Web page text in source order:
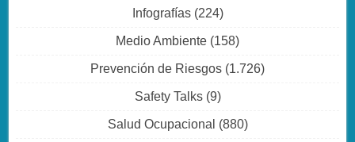
Infografías(224)
Medio Ambiente (158)
Prevención de Riesgos (1.726)
Safety Talks(9)
Salud Ocupacional (880)